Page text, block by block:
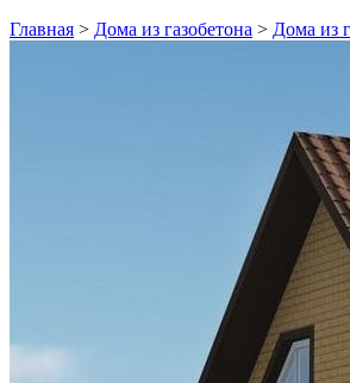
Главная > Дома из газобетона > Дома из